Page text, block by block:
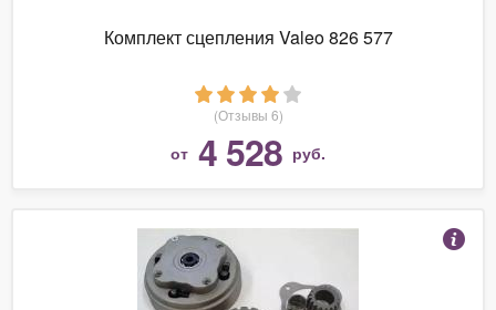
Комплект сцепления Valeo 826 577
(Отзывы 6)
от 4 528 руб.